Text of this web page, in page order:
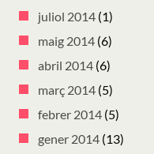
juliol 2014 (1)
maig 2014 (6)
abril 2014 (6)
març 2014 (5)
febrer 2014 (5)
gener 2014 (13)